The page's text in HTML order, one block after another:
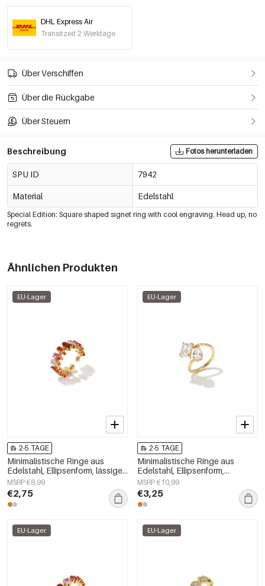
DHL Express Air
Transitzeit 2 Werktage
Über Verschiffen
Über die Rückgabe
Über Steuern
Beschreibung Fotos herunterladen
SPU ID 7942
Material Edelstahl
Special Edition: Square shaped signet ring with cool engraving. Head up, no
regrets.
Ähnlichen Produkten
EU-Lager
2-5 TAGE
Minimalistische Ringe aus
Edelstahl, Ellipsenform, lässige
und schlichte Serie für Damen –
Schmuck für jeden Tag
MSRP €8,99
€2,75
EU-Lager
2-5 TAGE
Minimalistische Ringe aus
Edelstahl, Ellipsenform,
schlichte Alltags-Serie,
Damenschmuck
MSRP €10,99
€3,25
EU-Lager EU-Lager